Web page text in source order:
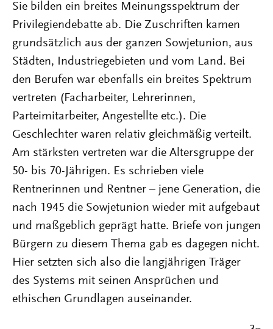
Sie bilden ein breites Meinungsspektrum der
Privilegiendebatte ab. Die Zuschriften kamen
grundsätzlich aus der ganzen Sowjetunion, aus
Städten, Industriegebieten und vom Land. Bei
den Berufen war ebenfalls ein breites Spektrum
vertreten (Facharbeiter, Lehrerinnen,
Parteimitarbeiter, Angestellte etc.). Die
Geschlechter waren relativ gleichmäßig verteilt.
Am stärksten vertreten war die Altersgruppe der
50- bis 70-Jährigen. Es schrieben viele
Rentnerinnen und Rentner – jene Generation, die
nach 1945 die Sowjetunion wieder mit aufgebaut
und maßgeblich geprägt hatte. Briefe von jungen
Bürgern zu diesem Thema gab es dagegen nicht.
Hier setzten sich also die langjährigen Träger
des Systems mit seinen Ansprüchen und
ethischen Grundlagen auseinander.